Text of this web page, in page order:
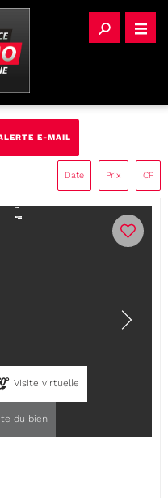
E-MAIL
Date Prix CP
Visite virtuelle
du bien